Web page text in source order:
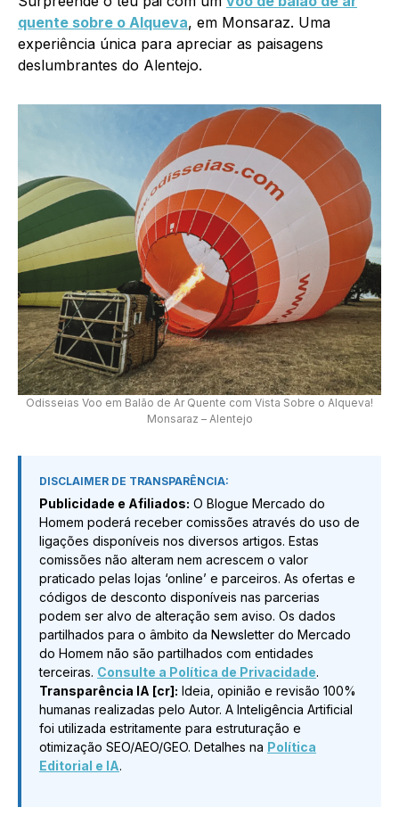
quente sobre o Alqueva, em Monsaraz. Uma
experiência única para apreciar as paisagens
deslumbrantes do Alentejo.
Odisseias Voo em Balão de Ar Quente com Vista Sobre o Alqueva!
Monsaraz – Alentejo
DISCLAIMER DE TRANSPARÊNCIA:
Publicidade e Afiliados: O Blogue Mercado do
Homem poderá receber comissões através do uso de
ligações disponíveis nos diversos artigos. Estas
comissões não alteram nem acrescem o valor
praticado pelas lojas ‘online’ e parceiros. As ofertas e
códigos de desconto disponíveis nas parcerias
podem ser alvo de alteração sem aviso. Os dados
partilhados para o âmbito da Newsletter do Mercado
do Homem não são partilhados com entidades
terceiras. Consulte a Política de Privacidade.
Transparência IA [cr]: Ideia, opinião e revisão 100%
humanas realizadas pelo Autor. A Inteligência Artificial
foi utilizada estritamente para estruturação e
otimização SEO/AEO/GEO. Detalhes na Política
Editorial e IA.